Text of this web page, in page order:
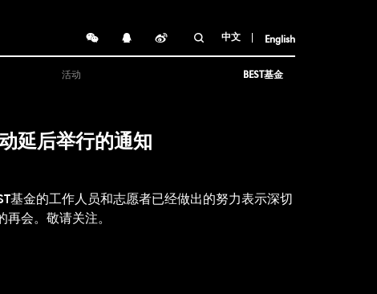
活动 BEST基金
中文 English
延后举行的通知
基金的工作人员和志愿者已经做出的努力表示深切
再会。敬请关注。